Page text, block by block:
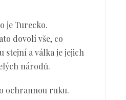
je Turecko.
dovolí vše, co
stejní a válka je jejich
národů.
ochrannou ruku.